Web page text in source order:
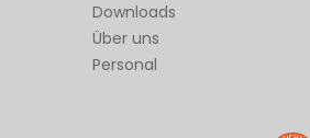
Downloads
Über uns
Personal